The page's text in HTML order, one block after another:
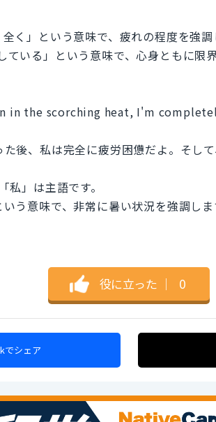
」という意味で、疲れの程度を強調
いる」という意味で、心身ともに限
in the scorching heat, I'm
後、私は完全に疲労困憊だよ。そして
」は主語です。
う意味で、非常に暑い状況を強調しま
役に立った ｜ 0
でシェア